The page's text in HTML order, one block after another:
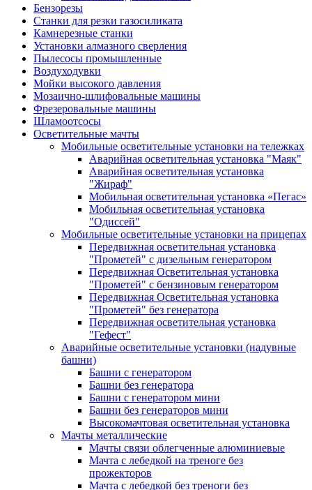
Бензорезы
Станки для резки газосиликата
Камнерезные станки
Установки алмазного сверления
Пылесосы промышленные
Воздуходувки
Мойки высокого давления
Мозаично-шлифовальные машины
Фрезеровальные машины
Шламоотсосы
Осветительные мачты
Мобильные осветительные установки на тележках
Аварийная осветительная установка "Маяк"
Аварийная осветительная установка
"Жираф"
Мобильная осветительная установка «Пегас»
Мобильная осветительная установка
"Одиссей"
Мобильные осветительные установки на прицепах
Передвижная осветительная установка
"Прометей" с дизельным генератором
Передвижная Осветительная установка
"Прометей" с бензиновым генератором
Передвижная Осветительная установка
"Прометей" без генератора
Передвижная осветительная установка
"Гефест"
Аварийные осветительные установки (надувные
башни)
Башни с генератором
Башни без генератора
Башни с генератором мини
Башни без генераторов мини
Высокомачтовая осветительная установка
Мачты металлические
Мачты связи облегченные алюминиевые
Мачта с лебедкой на треноге без
прожекторов
Мачта с лебедкой без треноги без